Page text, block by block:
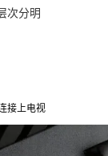
次分明
接上电视